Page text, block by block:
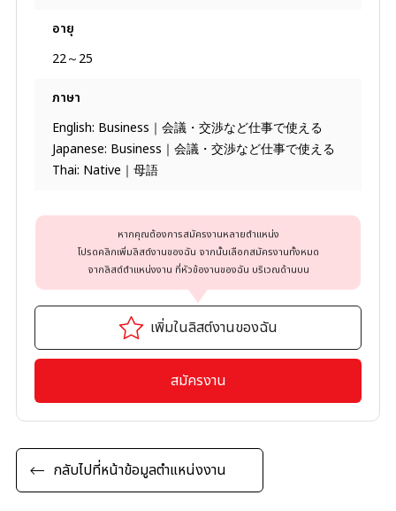
อายุ
22～25
ภาษา
English: Business｜会議・交渉など仕事で使える
Japanese: Business｜会議・交渉など仕事で使える
Thai: Native｜母語
เพิ่มในลิสต์งานของฉัน
หากคุณต้องการสมัครงานหลายตำแหน่ง
โปรดคลิกเพิ่มลิสต์งานของฉัน จากนั้นเลือกสมัครงานทั้งหมด
จากลิสต์ตำแหน่งงาน ที่หัวข้องานของฉัน บริเวณด้านบน
สมัครงาน
กลับไปที่หน้าข้อมูลตำแหน่งงาน